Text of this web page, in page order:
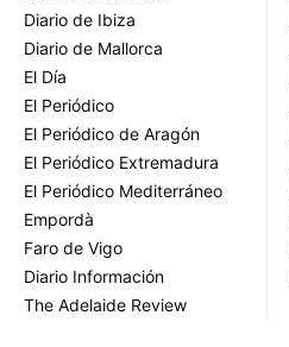
Diario de Ibiza
Diario de Mallorca
El Día
El Periódico
El Periódico de Aragón
El Periódico Extremadura
El Periódico Mediterráneo
Empordà
Faro de Vigo
Diario Información
The Adelaide Review